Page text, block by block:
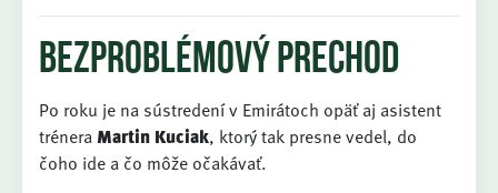
Bezproblémový prechod
Po roku je na sústredení v Emirátoch opäť aj asistent
trénera Martin Kuciak, ktorý tak presne vedel, do
čoho ide a čo môže očakávať.